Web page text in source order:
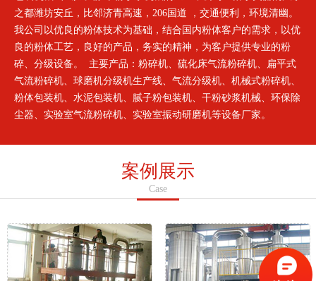
之都潍坊安丘，比邻济青高速，206国道 ，交通便利，环境清幽。
我公司以优良的粉体技术为基础，结合国内粉体客户的需求，以优
良的粉体工艺，良好的产品，务实的精神，为客户提供专业的粉
碎、分级设备。 主要产品：粉碎机、硫化床气流粉碎机、扁平式
气流粉碎机、球磨机分级机生产线、气流分级机、机械式粉碎机、
粉体包装机、水泥包装机、腻子粉包装机、干粉砂浆机械、环保除
尘器、实验室气流粉碎机、实验室振动研磨机等设备厂家。
案例展示
Case